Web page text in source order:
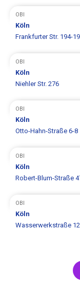
OBI
Köln
Frankfurter Str. 194-
OBI
Köln
Niehler Str. 276
OBI
Köln
Otto-Hahn-Straße 6-8
OBI
Köln
Robert-Blum-Straße
OBI
Köln
Wasserwerkstraße 12